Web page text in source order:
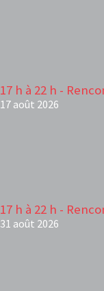
17 h à 22 h -
17 août 2026
17 h à 22 h -
31 août 2026